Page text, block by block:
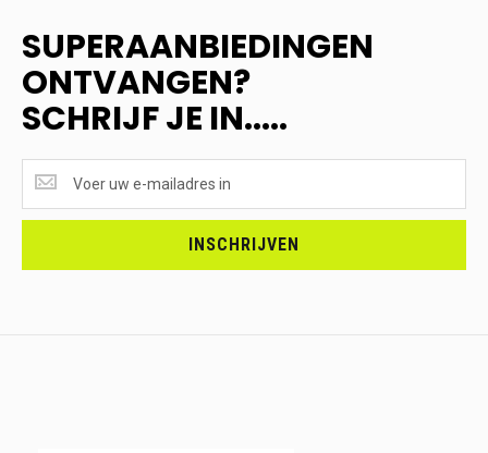
SUPERAANBIEDINGEN
ONTVANGEN?
SCHRIJF JE IN.....
ONTVANGEN?
<br>SCHRIJF
INSCHRIJVEN